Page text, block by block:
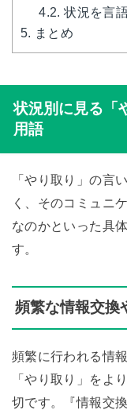
4.2. 状況を言
5. まとめ
状況別に見る「
用語
「やり取り」の言
く、そのコミュニ
なのかといった具
す。
頻繁な情報交換
頻繁に行われる情
「やり取り」をよ
切です。『情報交